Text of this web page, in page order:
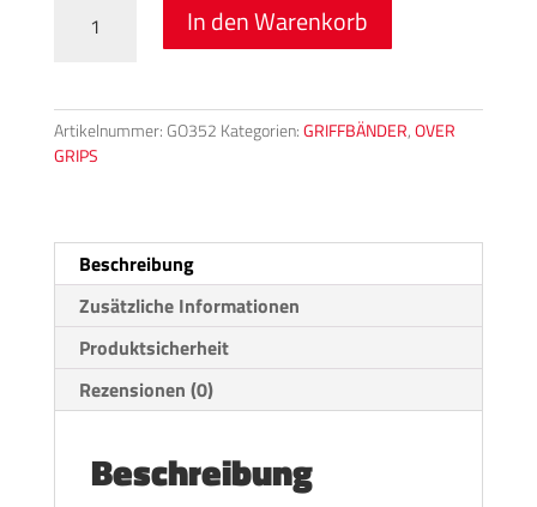
In den Warenkorb
Artikelnummer: GO352 Kategorien:GRIFFBÄNDER,OVER
GRIPS
Beschreibung
Zusätzliche Informationen
Produktsicherheit
Rezensionen (0)
Beschreibung